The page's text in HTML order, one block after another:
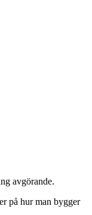
avgörande.
på hur man bygger